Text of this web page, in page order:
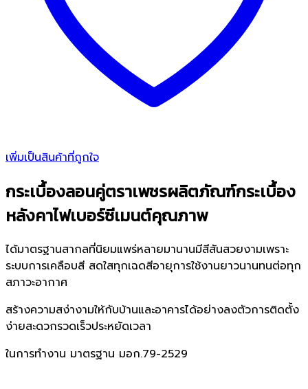
เพิ่มเป็นสินค้าที่ถูกใจ
กระเบื้องลอนคู่ตราเพชรผลิตภัณฑ์กระเบื้อง
หลังคาไฟเบอร์ซีเมนต์คุณภาพ
ได้มาตรฐานสากลที่นิยมแพร่หลายมานานมีสีสันสวยงามเพราะ
ระบบการเคลือบสี สดใสทุกเฉดสีอายุการใช้งานยาวนานทนต่อทุก
สภาวะอากาศ
สร้างความสง่างามให้กับบ้านและอาคารได้อย่างลงตัวการติดตั้ง
ง่ายสะดวกรวดเร็วประหยัดเวลา
ในการทำงาน มาตรฐาน มอก.79-2529